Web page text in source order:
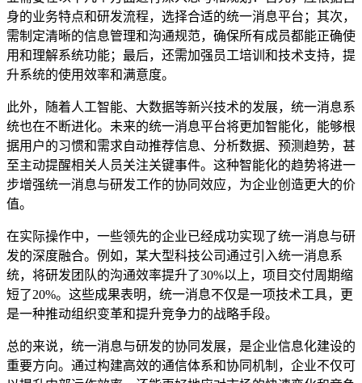
身的业务特点和研发流程，选择合适的统一消息平台；其次，
需制定清晰的信息管理和沟通规范，确保所有成员都能正确使
用和理解系统功能；最后，还需加强员工培训和技术支持，提
升系统的使用效率和满意度。
此外，随着人工智能、大数据等新兴技术的发展，统一消息系
统也在不断进化。未来的统一消息平台将更加智能化，能够根
据用户的习惯和需求自动推荐信息、分析数据、预测趋势，甚
至主动提醒相关人员关注关键事件。这种智能化的趋势将进一
步增强统一消息与研发工作的协同效应，为企业创造更大的价
值。
在实际操作中，一些领先的企业已经成功实现了统一消息与研
发的深度融合。例如，某大型科技公司通过引入统一消息系
统，将研发团队的沟通效率提升了30%以上，项目交付周期缩
短了20%。这些成果表明，统一消息不仅是一项技术工具，更
是一种推动组织变革和提升竞争力的战略手段。
总的来说，统一消息与研发的协同发展，是企业信息化建设的
重要方向。通过构建高效的通信体系和协同机制，企业不仅可